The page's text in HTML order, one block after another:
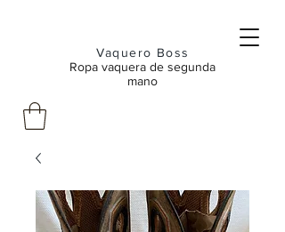
Vaquero Boss
Ropa vaquera de segunda
mano